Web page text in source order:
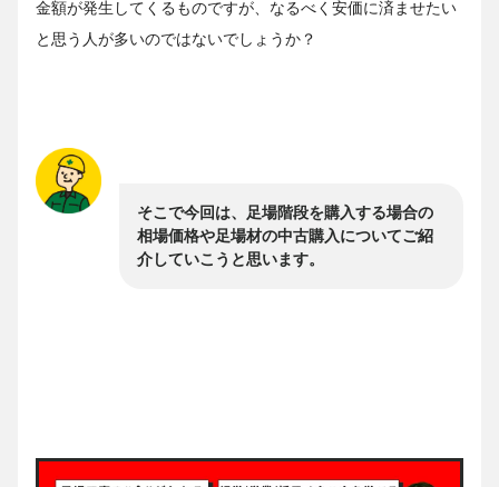
金額が発生してくるものですが、なるべく安価に済ませたい
と思う人が多いのではないでしょうか？
そこで今回は、足場階段を購入する場合の
相場価格や足場材の中古購入についてご紹
介していこうと思います。